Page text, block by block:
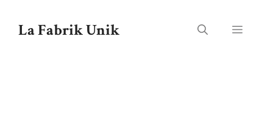
contenuLa Fabrik Unik Menu